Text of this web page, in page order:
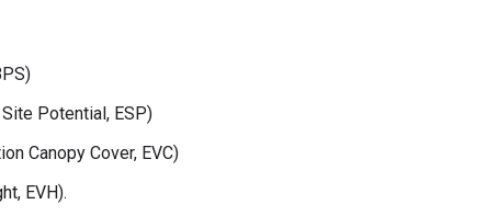
Potential, ESP)
Canopy Cover, EVC)
EVH).